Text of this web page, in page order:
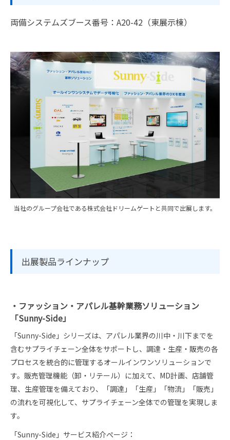
両備システムズブース番号：A20-42（東展示棟）
当社のグループ会社である株式会社ドリームゲートと共同で出展します。
出展製品ラインナップ
・ファッション・アパレル基幹業務ソリューション
「Sunny-Side」
「Sunny-Side」シリーズは、アパレル業界の川中・川下までを
含むサプライチェーン全体をサポートし、調達・生産・販売の各
プロセスを統合的に管理するオールインワンソリューションで
す。販売管理機能（卸・リテール）に加えて、MD計画、店舗管
理、生産管理を備えており、「調達」「生産」「物流」「販売」
の流れを可視化して、サプライチェーン全体での管理を実現しま
す。
「Sunny-Side」サービス紹介ぺージ：